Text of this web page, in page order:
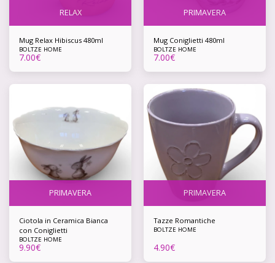
RELAX
Mug Relax Hibiscus 480ml
BOLTZE HOME
7.00€
PRIMAVERA
Mug Coniglietti 480ml
BOLTZE HOME
7.00€
PRIMAVERA
Ciotola in Ceramica Bianca
con Coniglietti
BOLTZE HOME
9.90€
PRIMAVERA
Tazze Romantiche
BOLTZE HOME
4.90€